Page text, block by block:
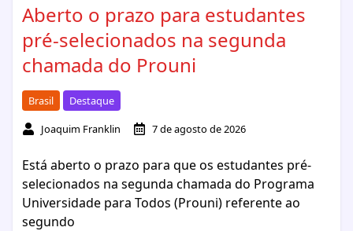
Aberto o prazo para estudantes
pré-selecionados na segunda
chamada do Prouni
Brasil
Destaque
Joaquim Franklin
7 de agosto de 2026
Está aberto o prazo para que os estudantes pré-
selecionados na segunda chamada do Programa
Universidade para Todos (Prouni) referente ao
segundo